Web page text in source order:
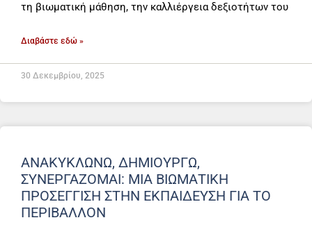
τη βιωματική μάθηση, την καλλιέργεια δεξιοτήτων του
Διαβάστε εδώ »
30 Δεκεμβρίου, 2025
ΑΝΑΚΥΚΛΩΝΩ, ΔΗΜΙΟΥΡΓΩ,
ΣΥΝΕΡΓΑΖΟΜΑΙ: ΜΙΑ ΒΙΩΜΑΤΙΚΗ
ΠΡΟΣΕΓΓΙΣΗ ΣΤΗΝ ΕΚΠΑΙΔΕΥΣΗ ΓΙΑ ΤΟ
ΠΕΡΙΒΑΛΛΟΝ